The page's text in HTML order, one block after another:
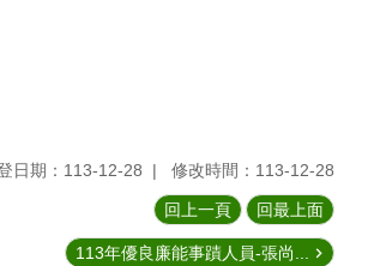
日期：113-12-28 修改時間：113-12-28
回上一頁 回最上面
113年優良廉能事蹟人員-張尚...